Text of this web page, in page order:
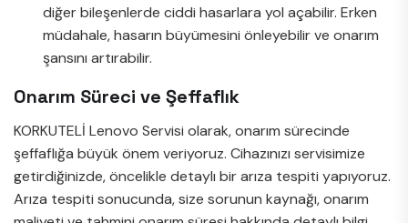
diğer bileşenlerde ciddi hasarlara yol açabilir. Erken
müdahale, hasarın büyümesini önleyebilir ve onarım
şansını artırabilir.
Onarım Süreci ve Şeffaflık
KORKUTELİ Lenovo Servisi olarak, onarım sürecinde
şeffaflığa büyük önem veriyoruz. Cihazınızı servisimize
getirdiğinizde, öncelikle detaylı bir arıza tespiti yapıyoruz.
Arıza tespiti sonucunda, size sorunun kaynağı, onarım